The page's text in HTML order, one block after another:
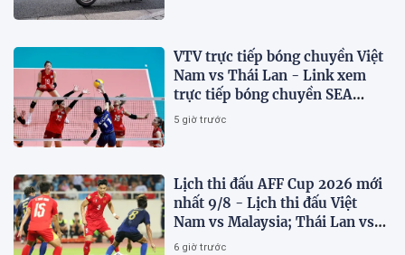
VTV trực tiếp bóng chuyền Việt
Nam vs Thái Lan - Link xem
trực tiếp bóng chuyền SEA
V.Cup 2026 hôm nay 9/8
5 giờ trước
Lịch thi đấu AFF Cup 2026 mới
nhất 9/8 - Lịch thi đấu Việt
Nam vs Malaysia; Thái Lan vs
Singapore
6 giờ trước